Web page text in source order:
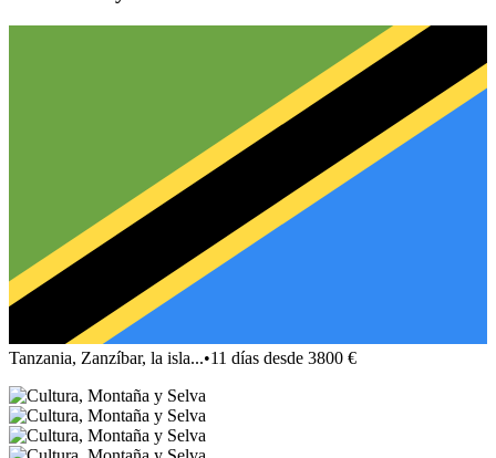
Tanzania, Zanzíbar, la isla...•11 días desde 3800 €